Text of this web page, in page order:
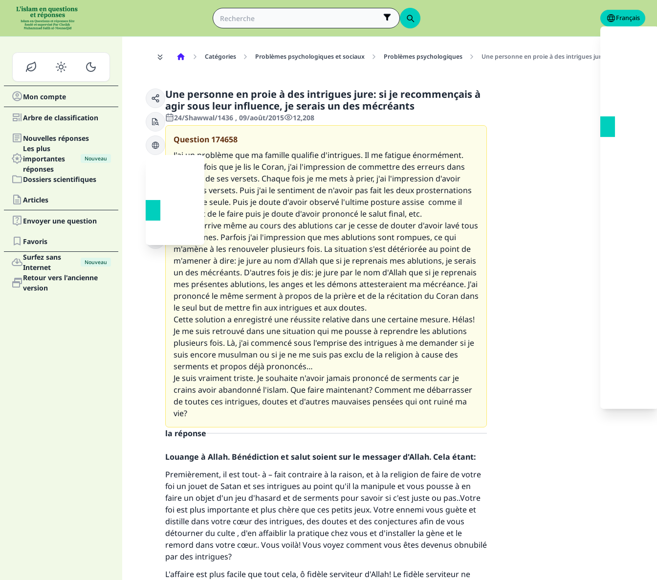
Français
Mon compte
Arbre de classification
Nouvelles réponses
Les plus
importantes
réponses
Nouveau
Dossiers scientifiques
Articles
Envoyer une question
Favoris
Surfez sans
Internet
Nouveau
Retour vers l'ancienne
version
Catégories Problèmes psychologiques et sociaux Problèmes psychologiques Une personne en proie à des intrigues jure: si je
Une personne en proie à des intrigues jure: si je recommençais à
agir sous leur influence, je serais un des mécréants
24/Shawwal/1436 , 09/août/2015 12,208
Question 174658
J'ai un problème que ma famille qualifie d'intrigues. Il me fatigue énormément.
Chaque fois que je lis le Coran, j'ai l'impression de commettre des erreurs dans
certains de ses versets. Chaque fois je me mets à prier, j'ai l'impression d'avoir
omis des versets. Puis j'ai le sentiment de n'avoir pas fait les deux prosternations
mais une seule. Puis je doute d'avoir observé l'ultime posture assise comme il
convient de le faire puis je doute d'avoir prononcé le salut final, etc.
Cela m'arrive même au cours des ablutions car je cesse de douter d'avoir lavé tous
les organes. Parfois j'ai l'impression que mes ablutions sont rompues, ce qui
m'amène à les renouveler plusieurs fois. La situation s'est détériorée au point de
m'amener à dire: je jure au nom d'Allah que si je reprenais mes ablutions, je serais
un des mécréants. D'autres fois je dis: je jure par le nom d'Allah que si je reprenais
mes présentes ablutions, les anges et les démons attesteraient ma mécréance. J'ai
prononcé le même serment à propos de la prière et de la récitation du Coran dans
le seul but de mettre fin aux intrigues et aux doutes.
Cette solution a enregistré une réussite relative dans une certaine mesure. Hélas!
Je me suis retrouvé dans une situation qui me pousse à reprendre les ablutions
plusieurs fois. Là, j'ai commencé sous l'emprise des intrigues à me demander si je
suis encore musulman ou si je ne me suis pas exclu de la religion à cause des
serments et propos déjà prononcés…
Je suis vraiment triste. Je souhaite n'avoir jamais prononcé de serments car je
crains avoir abandonné l'islam. Que faire maintenant? Comment me débarrasser
de toutes ces intrigues, doutes et d'autres mauvaises pensées qui ont ruiné ma
vie?
la réponse
Louange à Allah. Bénédiction et salut soient sur le messager d'Allah. Cela étant:
Premièrement, il est tout- à – fait contraire à la raison, et à la religion de faire de votre
foi un jouet de Satan et ses intrigues au point qu'il la manipule et vous pousse à en
faire un objet d'un jeu d'hasard et de serments pour savoir si c'est juste ou pas..Votre
foi est plus importante et plus chère que ces petits jeux. Votre ennemi vous guète et
distille dans votre cœur des intrigues, des doutes et des conjectures afin de vous
détourner du culte , d'en affaiblir la pratique chez vous et d'installer la gène et le
remord dans votre cœur.. Vous voilà! Vous voyez comment vous êtes devenus obnubilé
par des intrigues?
L'affaire est plus facile que tout cela, ô fidèle serviteur d'Allah! Le fidèle serviteur ne